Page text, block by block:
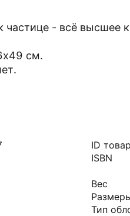
- всё высшее
см.
ID
ISBN
Вес
Тип